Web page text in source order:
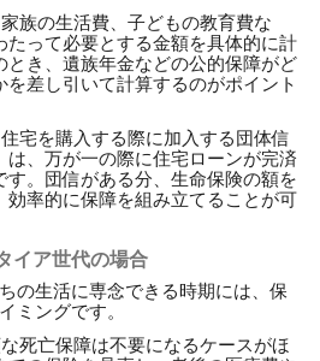
家族の生活費、子どもの教育費な
たって必要とする金額を具体的に計
とき、遺族年金などの公的保障がど
を差し引いて計算するのがポイント
住宅を購入する際に加入する団体信
は、万が一の際に住宅ローンが完済
す。団信がある分、生命保険の額を
効率的に保障を組み立てることが可
イア世代の場合
の生活に専念できる時期には、保
ミングです。
死亡保障は不要になるケースがほ